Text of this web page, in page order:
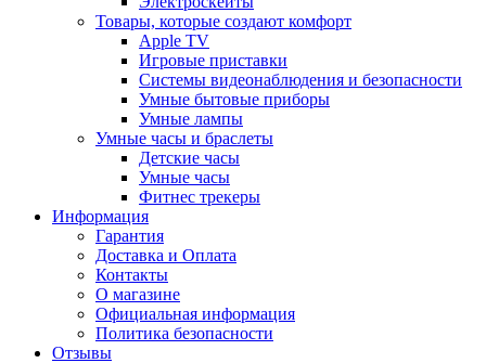
Товары, которые создают комфорт
Apple TV
Игровые приставки
Системы видеонаблюдения и безопасности
Умные бытовые приборы
Умные лампы
Умные часы и браслеты
Детские часы
Умные часы
Фитнес трекеры
Информация
Гарантия
Доставка и Оплата
Контакты
О магазине
Официальная информация
Политика безопасности
Отзывы